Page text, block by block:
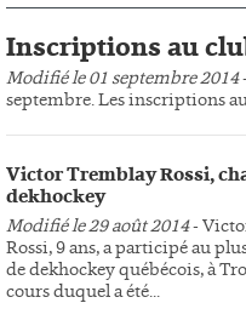
Inscriptions au
Modifié le 01 septembre 2014
septembre. Les inscriptions
Victor Tremblay Rossi,
dekhockey
Modifié le 29 août 2014-
Rossi, 9 ans, a participé au
de dekhockey québécois, à
cours duquel a été...